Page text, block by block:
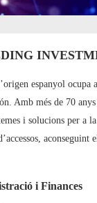
espanyol ocupa
Amb més de 70
i solucions per a
i Finances